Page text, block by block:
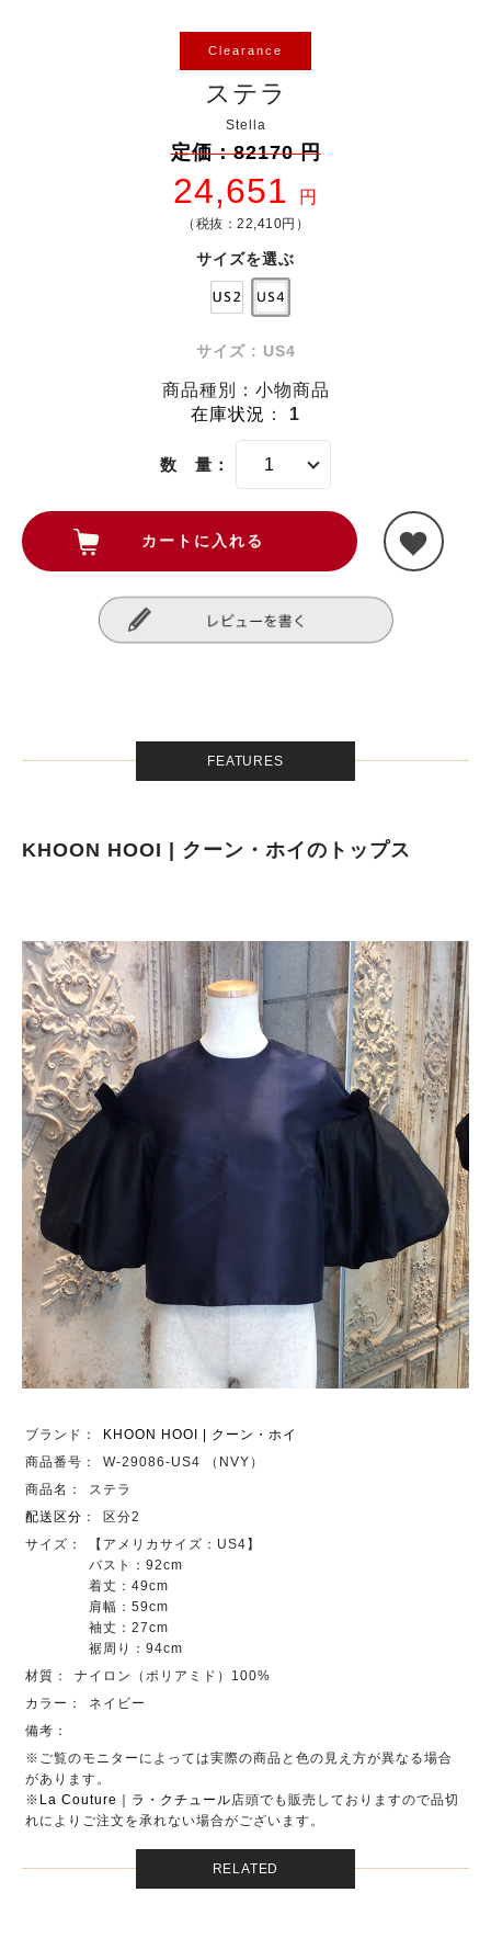
Clearance
ステラ
Stella
定価：82170 円
24,651 円
（税抜：22,410円）
サイズを選ぶ
サイズ : US4
商品種別：小物商品
在庫状況 ： 1
数 量：
FEATURES
KHOON HOOI | クーン・ホイのトップス
ブランド：
KHOON HOOI | クーン・ホイ
商品番号：
W-29086-US4 （NVY）
商品名：
ステラ
配送区分 ：
区分2
サイズ：
【アメリカサイズ：US4】
バスト：92cm
着丈：49cm
肩幅：59cm
袖丈：27cm
裾周り：94cm
材質：
ナイロン（ポリアミド）100%
カラー：
ネイビー
備考：
※ご覧のモニターによっては実際の商品と色の見え方が異なる場合
があります。
※ La Couture｜ラ・クチュール店頭でも販売しておりますので品切
れによりご注文を承れない場合がございます。
RELATED